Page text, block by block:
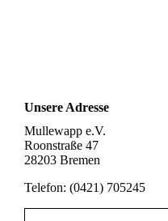
Unsere Adresse
Mullewapp e.V.
Roonstraße 47
28203 Bremen
Telefon: (0421) 705245